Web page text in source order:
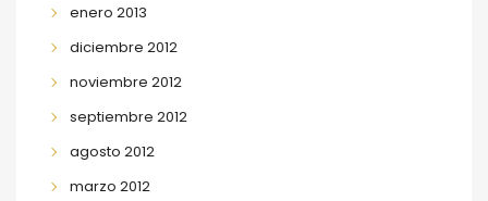
enero 2013
diciembre 2012
noviembre 2012
septiembre 2012
agosto 2012
marzo 2012